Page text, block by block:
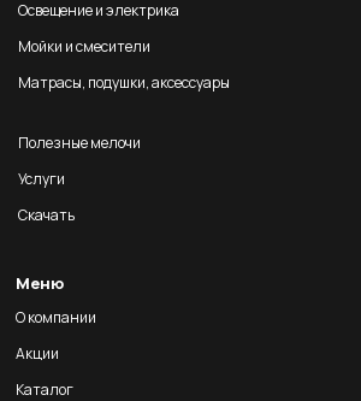
Освещение и электрика
Мойки и смесители
Матрасы, подушки, аксессуары
Полезные мелочи
Услуги
Скачать
Меню
О компании
Акции
Каталог